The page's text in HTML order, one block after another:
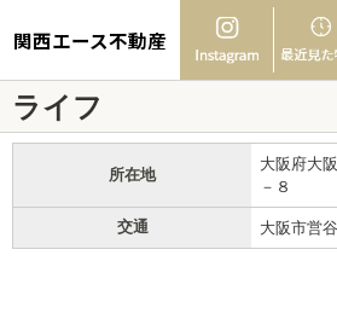
関西エース不動産
ライフ
所在地
大阪府大
－８
交通 大阪市営